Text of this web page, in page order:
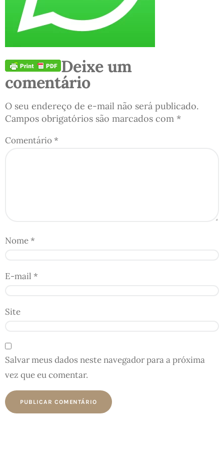
Deixe um
comentário
O seu endereço de e-mail não será publicado.
Campos obrigatórios são marcados com *
Comentário*
Nome*
E-mail *
Site
Salvar meus dados neste navegador para a próxima
vez que eu comentar.